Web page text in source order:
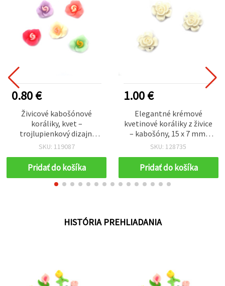
0.80 €
Živicové kabošónové
koráliky, kvet –
trojlupienkový dizajn,
15×5 mm, mix farieb, 10
SKU: 119087
Pridať do košíka
1.00 €
Elegantné krémové
kvetinové koráliky z živice
– kabošóny, 15 x 7 mm,
otvor 1 mm – sada 10
a kreatívne DIY projekty
SKU: 128735
Pridať do košíka
HISTÓRIA PREHLIADANIA